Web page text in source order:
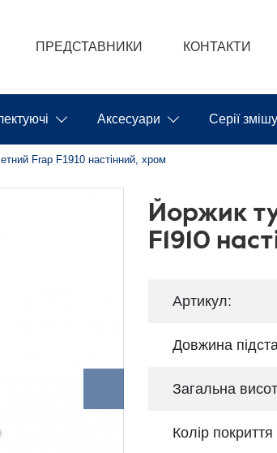
ПРЕДСТАВНИКИ КОНТАКТИ
Аксесуари Серії
Frap F1910 настінний, хром
Йоржик
F1910
Артикул:
Довжина
Загальна
Колір покриття